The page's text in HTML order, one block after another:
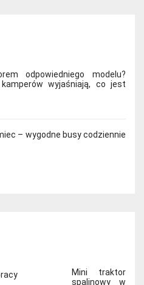
odpowiedniego modelu?
wyjaśniają, co jest
– wygodne busy codziennie
Mini traktor
spalinowy w